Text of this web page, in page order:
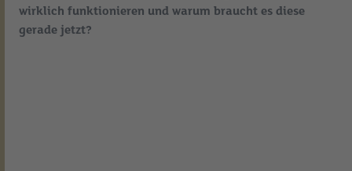
wirklich funktionieren und warum braucht es diese
gerade jetzt?